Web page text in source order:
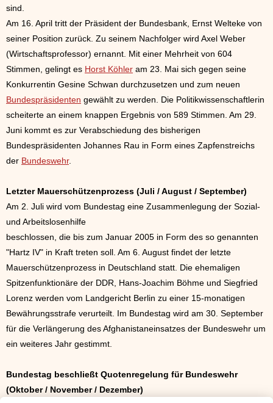
sind.
Am 16. April tritt der Präsident der Bundesbank, Ernst Welteke von
seiner Position zurück. Zu seinem Nachfolger wird Axel Weber
(Wirtschaftsprofessor) ernannt. Mit einer Mehrheit von 604
Stimmen, gelingt es Horst Köhler am 23. Mai sich gegen seine
Konkurrentin Gesine Schwan durchzusetzen und zum neuen
Bundespräsidenten gewählt zu werden. Die Politikwissenschaftlerin
scheiterte an einem knappen Ergebnis von 589 Stimmen. Am 29.
Juni kommt es zur Verabschiedung des bisherigen
Bundespräsidenten Johannes Rau in Form eines Zapfenstreichs
der Bundeswehr.
Letzter Mauerschützenprozess (Juli / August / September)
Am 2. Juli wird vom Bundestag eine Zusammenlegung der Sozial-
und Arbeitslosenhilfe
beschlossen, die bis zum Januar 2005 in Form des so genannten
"Hartz IV" in Kraft treten soll. Am 6. August findet der letzte
Mauerschützenprozess in Deutschland statt. Die ehemaligen
Spitzenfunktionäre der DDR, Hans-Joachim Böhme und Siegfried
Lorenz werden vom Landgericht Berlin zu einer 15-monatigen
Bewährungsstrafe verurteilt. Im Bundestag wird am 30. September
für die Verlängerung des Afghanistaneinsatzes der Bundeswehr um
ein weiteres Jahr gestimmt.
Bundestag beschließt Quotenregelung für Bundeswehr
(Oktober / November / Dezember)